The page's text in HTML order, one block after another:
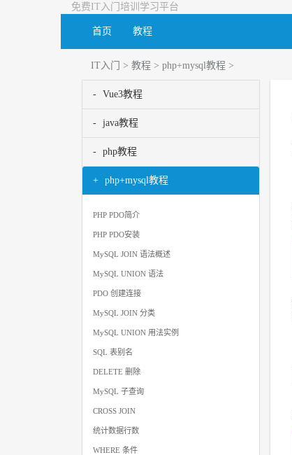
免费IT入门培训学习平台
首页 教程
IT入门 > 教程 > php+mysql教程 >
Vue3教程
java教程
php教程
php+mysql教程
PHP PDO简介
PHP PDO安装
MySQL JOIN 语法概述
MySQL UNION 语法
PDO 创建连接
MySQL JOIN 分类
MySQL UNION 用法实例
SQL 表别名
DELETE 删除
MySQL 子查询
CROSS JOIN
统计数据行数
WHERE 条件